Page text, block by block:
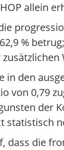
allein
%
in den
von 0,79
der
statistisch
dass die